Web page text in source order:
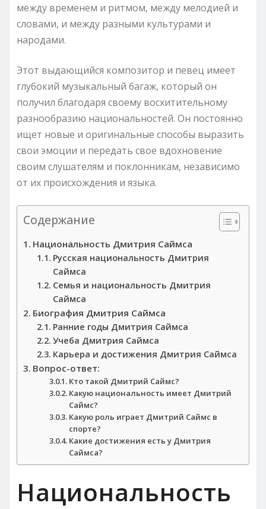
между временем и ритмом, между мелодией и
словами, и между разными культурами и
народами.
Этот выдающийся композитор и певец имеет
глубокий музыкальный багаж, который он
получил благодаря своему восхитительному
разнообразию национальностей. Он постоянно
ищет новые и оригинальные способы выразить
свои эмоции и передать свое вдохновение
своим слушателям и поклонникам, независимо
от их происхождения и языка.
Содержание
Национальность Дмитрия Саймса
Русская национальность Дмитрия
Саймса
Семья и национальность Дмитрия
Саймса
Биография Дмитрия Саймса
Ранние годы Дмитрия Саймса
Учеба Дмитрия Саймса
Карьера и достижения Дмитрия Саймса
Вопрос-ответ:
Кто такой Дмитрий Саймс?
Какую национальность имеет Дмитрий
Саймс?
Какую роль играет Дмитрий Саймс в
спорте?
Какие достижения есть у Дмитрия
Саймса?
Национальность